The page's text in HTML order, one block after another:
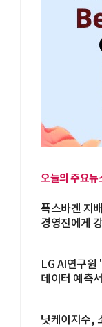
오늘의 주요뉴
폭스바겐 지
경영진에게
LG AI연구원
데이터 예측
닛케이지수,